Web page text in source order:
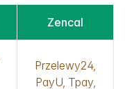
Zencal
Przelewy24,
PayU, Tpay,